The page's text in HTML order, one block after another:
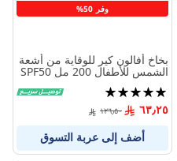
وفر 50%
بخاخ أفالون كير للوقاية من أشعة
الشمس للأطفال 200 مل SPF50
تقييم:
100%
٦٣٫٢٥ ١٢٦٫٥٠
أضف إلى عربة التسوق